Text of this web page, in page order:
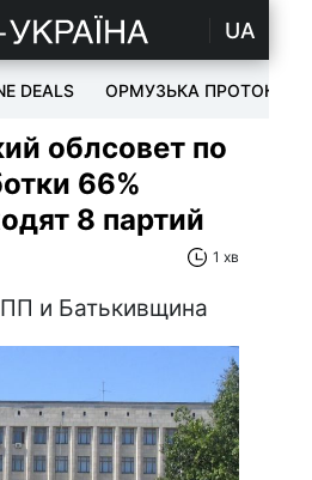
UA
DEALS ОРМУЗЬКА ПРОТОКА
облсовет по
66%
8 партий
1 хв
и Батькивщина